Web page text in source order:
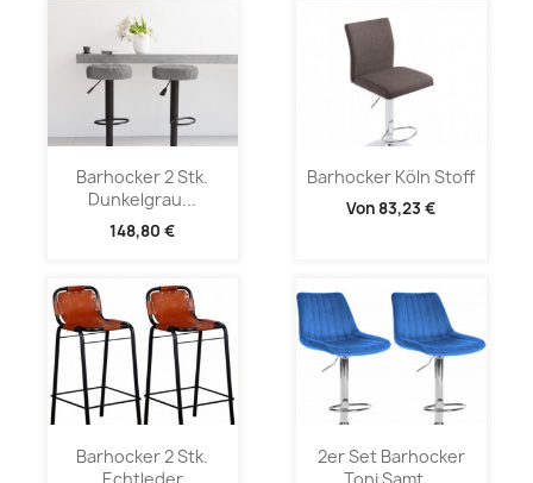
Barhocker 2 Stk.
Dunkelgrau...
148,80 €
Barhocker Köln Stoff
Von 83,23 €
Barhocker 2 Stk.
Echtleder
2er Set Barhocker
Toni Samt...